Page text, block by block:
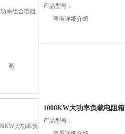
产品型号：
查看详细介绍
1000KW大功率负载电阻箱
产品型号：